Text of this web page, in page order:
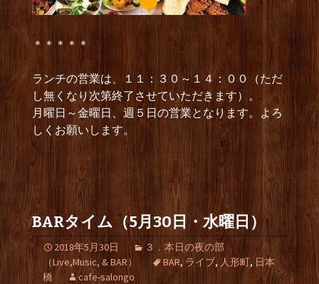
＊＊＊＊＊
ランチの営業は、１１：３０～１４：００（ただ
し無くなり次第終了させていただきます）。
月曜日～金曜日、週５日の営業となります。よろ
しくお願いします。
BARタイム（5月30日・水曜日）
2018年5月30日
３．本日の夜の部
（Live,Music, & BAR）
BAR, ライブ, 人形町, 日本
橋
cafe-salongo